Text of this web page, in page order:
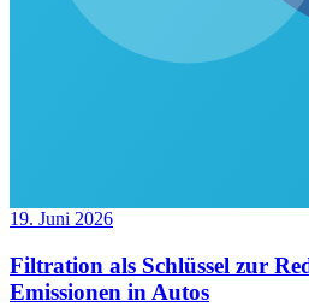
19. Juni 2026
Filtration als Schlüssel zur
Emissionen in Autos